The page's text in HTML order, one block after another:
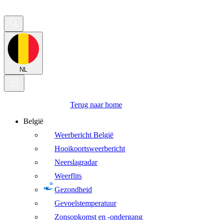
NL
Terug naar home
België
Weerbericht België
Hooikoortsweerbericht
Neerslagradar
Weerflits
Gezondheid
Gevoelstemperatuur
Zonsopkomst en -ondergang